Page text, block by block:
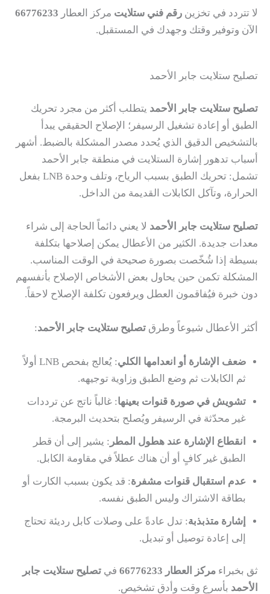
لا تتردد في تخزين رقم فني ستلايت مركز العطار 66776233
الآن وتوفير وقتك وجهدك في المستقبل.
تصليح ستلايت جابر الأحمد
تصليح ستلايت جابر الأحمد يتطلب أكثر من مجرد تحريك
الطبق أو إعادة تشغيل الرسيفر؛ الإصلاح الحقيقي يبدأ
بالتشخيص الدقيق الذي يُحدد مصدر المشكلة بالضبط. أشهر
أسباب تدهور إشارة الستلايت في منطقة جابر الأحمد
تشمل: تحريك الطبق بسبب الرياح، وتلف وحدة LNB بفعل
الحرارة، وتآكل الكابلات القديمة من الداخل.
تصليح ستلايت جابر الأحمد لا يعني دائماً الحاجة إلى شراء
معدات جديدة. الكثير من الأعطال يمكن إصلاحها بتكلفة
بسيطة إذا شُخّصت بصورة صحيحة في الوقت المناسب.
المشكلة تكمن حين يحاول بعض الأشخاص الإصلاح بأنفسهم
دون خبرة فيُفاقمون العطل ويرفعون تكلفة الإصلاح لاحقاً.
أكثر الأعطال شيوعاً وطرق تصليح ستلايت جابر الأحمد:
ضعف الإشارة أو انعدامها الكلي
: يُعالج بفحص LNB أولاً
ثم الكابلات ثم وضع الطبق وزاوية توجيهه.
تشويش في صورة قنوات بعينها: غالباً ناتج عن ترددات
غير محدّثة في الرسيفر ويُصلح بتحديث البرمجة.
انقطاع الإشارة عند هطول المطر : يشير إلى أن قطر
الطبق غير كافٍ أو أن هناك عطلاً في مقاومة الكابل.
عدم استقبال قنوات مشفرة: قد يكون بسبب الكارت أو
بطاقة الاشتراك وليس الطبق نفسه.
إشارة متذبذبة: تدل عادةً على وصلات كابل رديئة تحتاج
إلى إعادة توصيل أو تبديل.
ثق بخبراء مركز العطار 66776233 في تصليح ستلايت جابر
الأحمد بأسرع وقت وأدق تشخيص.